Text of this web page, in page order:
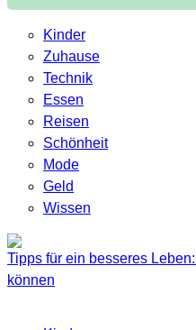
Kinder
Zuhause
Technik
Essen
Reisen
Schönheit
Mode
Geld
Wissen
Tipps für ein besseres
können